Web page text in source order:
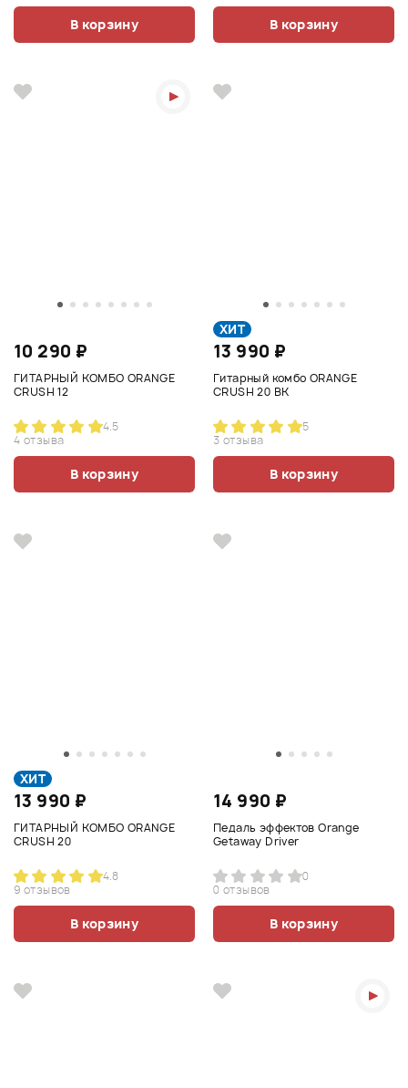
В корзину В корзину
10 290 ₽
ГИТАРНЫЙ КОМБО ORANGE
CRUSH 12
4.5
4 отзыва
В корзину
ХИТ
13 990 ₽
Гитарный комбо ORANGE
CRUSH 20 BK
5
3 отзыва
В корзину
ХИТ
13 990 ₽
ГИТАРНЫЙ КОМБО ORANGE
CRUSH 20
4.8
9 отзывов
В корзину
14 990 ₽
Педаль эффектов Orange
Getaway Driver
0
0 отзывов
В корзину